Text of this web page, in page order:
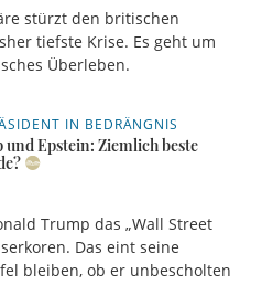
stürzt den britischen
tiefste Krise. Es geht um
Überleben.
IN BEDRÄNGNIS
und Epstein: Ziemlich beste
Trump das „Wall Street
Das eint seine
bleiben, ob er unbescholten